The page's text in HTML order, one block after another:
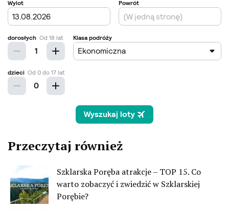
Przeczytaj również
Szklarska Poręba atrakcje – TOP 15. Co
warto zobaczyć i zwiedzić w Szklarskiej
Porębie?